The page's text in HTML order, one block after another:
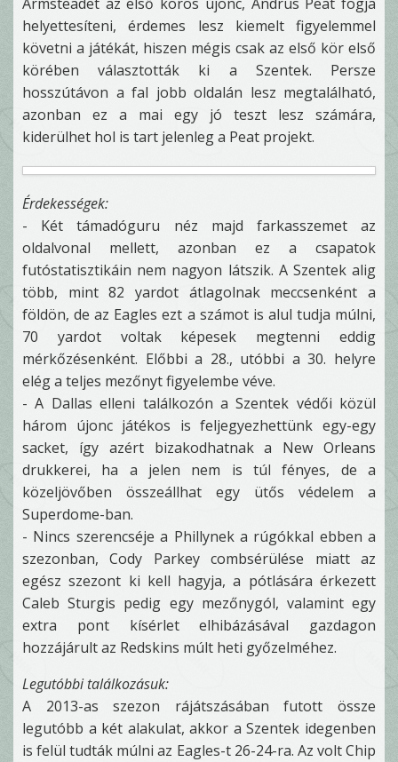
helyettesíteni, érdemes lesz kiemelt figyelemmel
követni a játékát, hiszen mégis csak az első kör első
körében választották ki a Szentek. Persze
hosszútávon a fal jobb oldalán lesz megtalálható,
azonban ez a mai egy jó teszt lesz számára,
kiderülhet hol is tart jelenleg a Peat projekt.
Érdekességek:
- Két támadóguru néz majd farkasszemet az
oldalvonal mellett, azonban ez a csapatok
futóstatisztikáin nem nagyon látszik. A Szentek alig
több, mint 82 yardot átlagolnak meccsenként a
földön, de az Eagles ezt a számot is alul tudja múlni,
70 yardot voltak képesek megtenni eddig
mérkőzésenként. Előbbi a 28., utóbbi a 30. helyre
elég a teljes mezőnyt figyelembe véve.
- A Dallas elleni találkozón a Szentek védői közül
három újonc játékos is feljegyezhettünk egy-egy
sacket, így azért bizakodhatnak a New Orleans
drukkerei, ha a jelen nem is túl fényes, de a
közeljövőben összeállhat egy ütős védelem a
Superdome-ban.
- Nincs szerencséje a Phillynek a rúgókkal ebben a
szezonban, Cody Parkey combsérülése miatt az
egész szezont ki kell hagyja, a pótlására érkezett
Caleb Sturgis pedig egy mezőnygól, valamint egy
extra pont kísérlet elhibázásával gazdagon
hozzájárult az Redskins múlt heti győzelméhez.
Legutóbbi találkozásuk:
A 2013-as szezon rájátszásában futott össze
legutóbb a két alakulat, akkor a Szentek idegenben
is felül tudták múlni az Eagles-t 26-24-ra. Az volt Chip